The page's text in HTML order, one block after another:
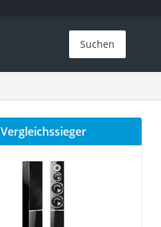
Suchen
Vergleichssieger